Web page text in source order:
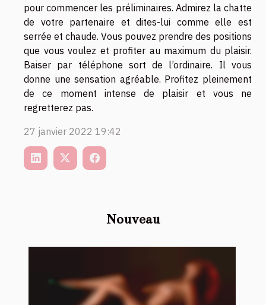
Nouveau
pour commencer les préliminaires. Admirez la chatte
de votre partenaire et dites-lui comme elle est
serrée et chaude. Vous pouvez prendre des positions
que vous voulez et profiter au maximum du plaisir.
Baiser par téléphone sort de l’ordinaire. Il vous
donne une sensation agréable. Profitez pleinement
de ce moment intense de plaisir et vous ne
regretterez pas.
27 janvier 2022 19:42